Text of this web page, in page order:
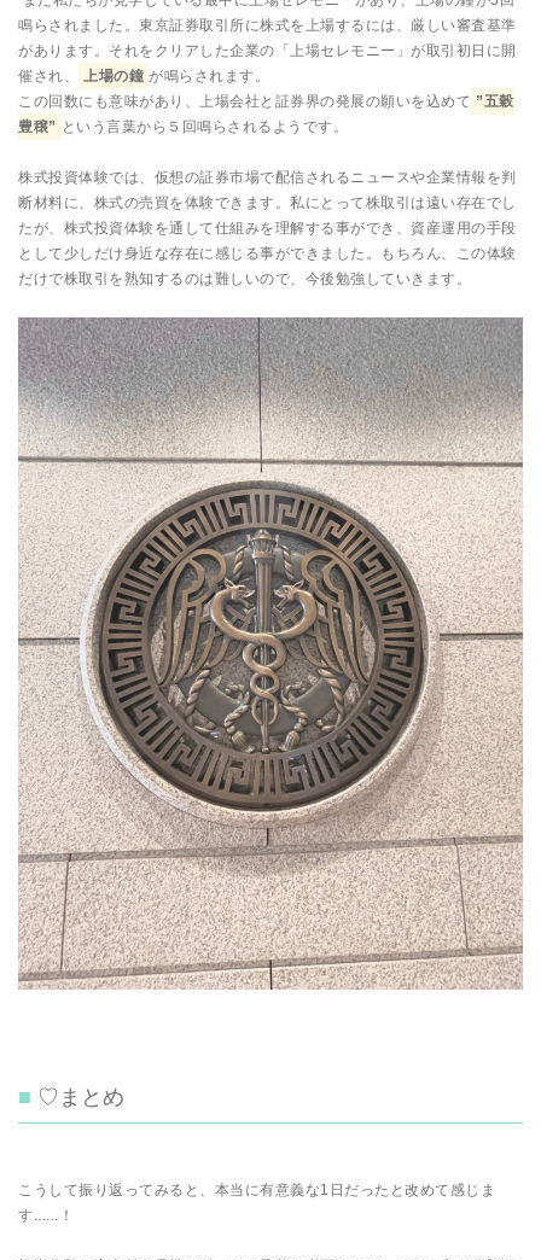
鳴らされました。東京証券取引所に株式を上場するには、厳しい審査基準
があります。それをクリアした企業の「上場セレモニー」が取引初日に開
催され、
上場の鐘 が鳴らされます。
この回数にも意味があり、上場会社と証券界の発展の願いを込めて ”五穀
豊穣” という言葉から５回鳴らされるようです。
株式投資体験では、仮想の証券市場で配信されるニュースや企業情報を判
断材料に、株式の売買を体験できます。私にとって株取引は遠い存在でし
たが、株式投資体験を通して仕組みを理解する事ができ、資産運用の手段
として少しだけ身近な存在に感じる事ができました。もちろん、この体験
だけで株取引を熟知するのは難しいので、今後勉強していきます。
♡まとめ
こうして振り返ってみると、本当に有意義な1日だったと改めて感じま
す......！